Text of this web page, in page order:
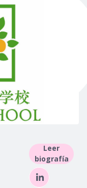
Leer
biografía